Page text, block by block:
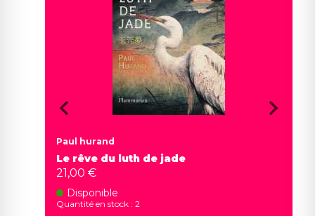
Paul hurand
Le rêve du luth de jade
21,00 €
Disponible
Quantité en stock : 2